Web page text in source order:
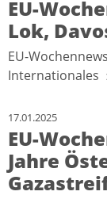
EU-
Lok,
EU-
Internationales
17.01.2025
EU-
Jahre